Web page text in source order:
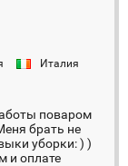
Италия
поваром
брать не
уборки: ) )
и оплате